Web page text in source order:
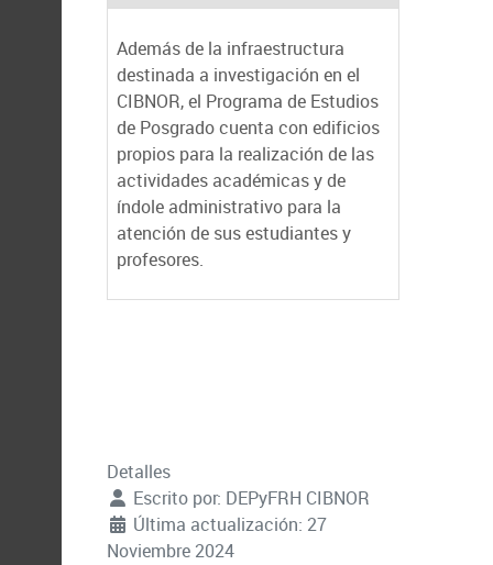
Además de la infraestructura
destinada a investigación en el
CIBNOR, el Programa de Estudios
de Posgrado cuenta con edificios
propios para la realización de las
actividades académicas y de
índole administrativo para la
atención de sus estudiantes y
profesores.
Detalles
Escrito por: DEPyFRH CIBNOR
Última actualización: 27
Noviembre 2024